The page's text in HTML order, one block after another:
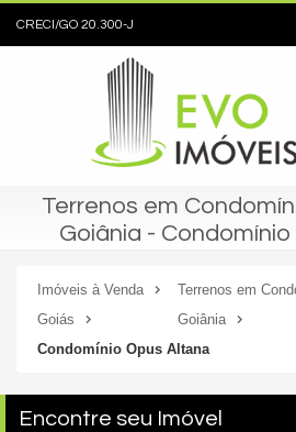
CRECI/GO 20.300-J
Terrenos em
Goiânia -
Imóveis à Venda
Terrenos em
Goiás
Goiânia
Condomínio Opus Altana
Encontre seu Imóvel